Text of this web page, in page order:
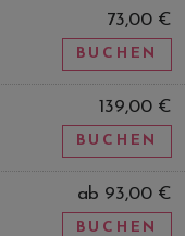
73,00 €
BUCHEN
139,00 €
BUCHEN
ab 93,00 €
BUCHEN